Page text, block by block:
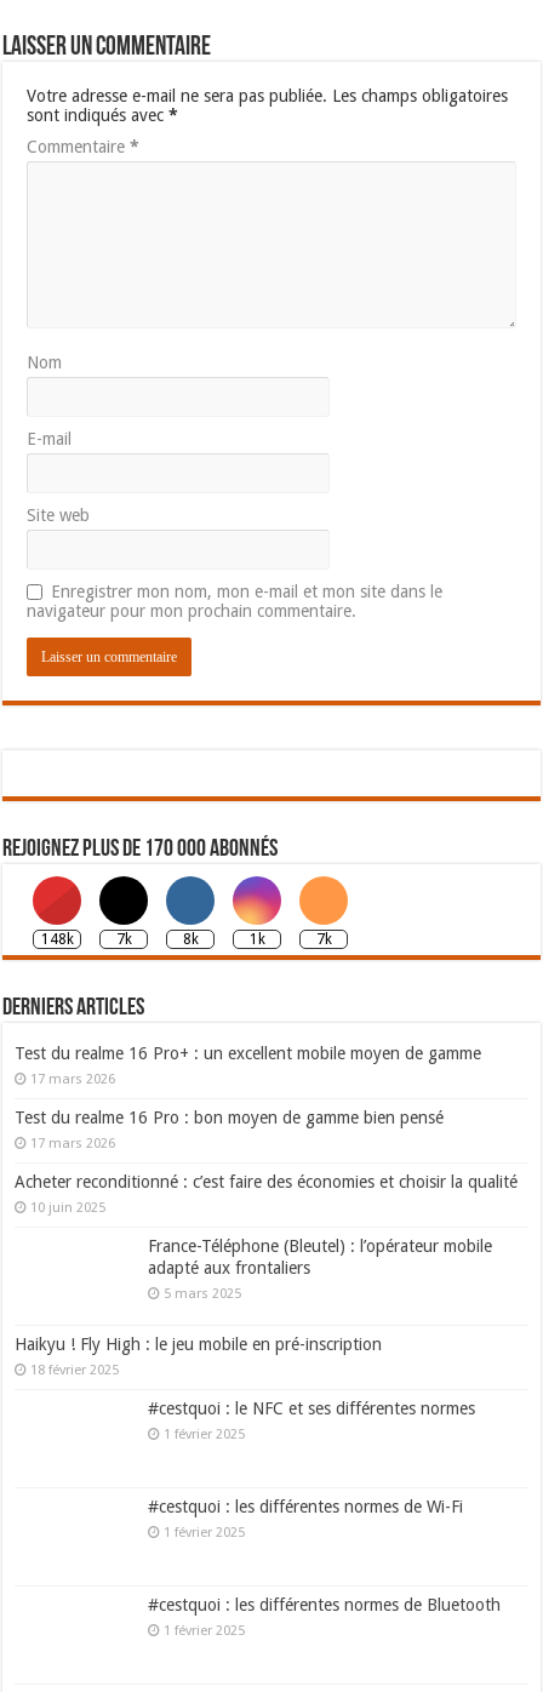
Laisser un commentaire
Votre adresse e-mail ne sera pas publiée. Les champs obligatoires
sont indiqués avec*
Commentaire*
Nom
E-mail
Site web
Enregistrer mon nom, mon e-mail et mon site dans le
navigateur pour mon prochain commentaire.
Rejoignez plus de 170 000 abonnés
148k 7k 8k 1k 7k
Derniers articles
Test du realme 16 Pro+ : un excellent mobile moyen de gamme
17 mars 2026
Test du realme 16 Pro : bon moyen de gamme bien pensé
17 mars 2026
Acheter reconditionné : c’est faire des économies et choisir la qualité
10 juin 2025
France-Téléphone (Bleutel) : l’opérateur mobile
adapté aux frontaliers
5 mars 2025
Haikyu ! Fly High : le jeu mobile en pré-inscription
18 février 2025
#cestquoi : le NFC et ses différentes normes
1 février 2025
#cestquoi : les différentes normes de Wi-Fi
1 février 2025
#cestquoi : les différentes normes de Bluetooth
1 février 2025